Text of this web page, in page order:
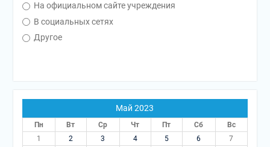
На официальном сайте учреждения
В социальных сетях
Другое
Май 2023
Пн Вт Ср Чт Пт Сб
Вс
1
2 3 4 5 6
7